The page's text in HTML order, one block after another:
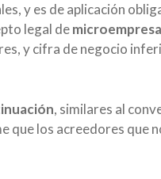
y es de aplicación
legal demicroempresa
y cifra de negocio
, similares al
que los acreedores que